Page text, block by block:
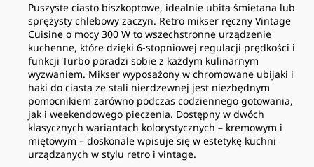
Puszyste ciasto biszkoptowe, idealnie ubita śmietana lub
sprężysty chlebowy zaczyn. Retro mikser ręczny Vintage
Cuisine o mocy 300 W to wszechstronne urządzenie
kuchenne, które dzięki 6-stopniowej regulacji prędkości i
funkcji Turbo poradzi sobie z każdym kulinarnym
wyzwaniem. Mikser wyposażony w chromowane ubijaki i
haki do ciasta ze stali nierdzewnej jest niezbędnym
pomocnikiem zarówno podczas codziennego gotowania,
jak i weekendowego pieczenia. Dostępny w dwóch
klasycznych wariantach kolorystycznych – kremowym i
miętowym – doskonale wpisuje się w estetykę kuchni
urządzanych w stylu retro i vintage.